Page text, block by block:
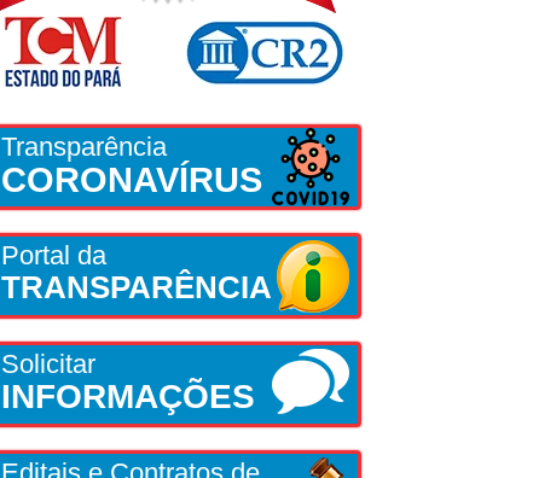
Transparência
CORONAVÍRUS
Portal da
TRANSPARÊNCIA
Solicitar
INFORMAÇÕES